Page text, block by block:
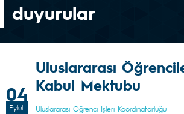
duyurular
04
Eylül
Uluslararası
Kabul Mektubu
Uluslararası Öğrenci İşleri Koordinatörlüğü